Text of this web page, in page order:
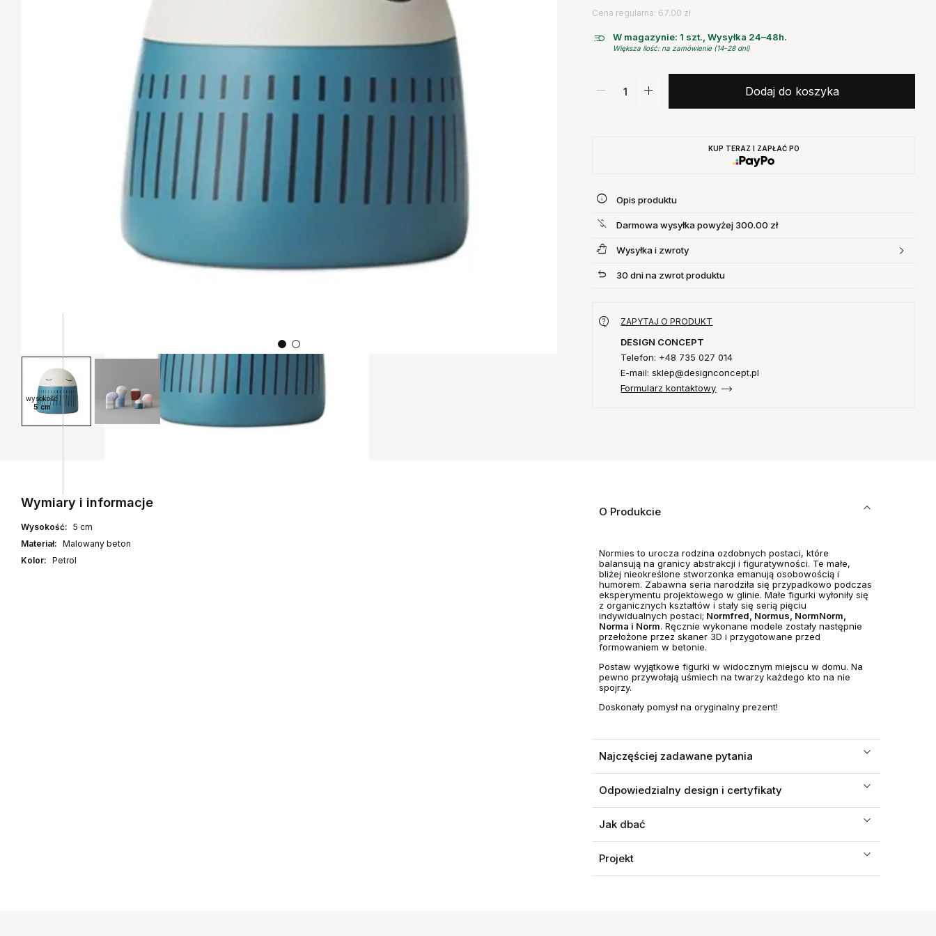
Cena regularna: 67.00 zł
W magazynie: 1 szt., Wysyłka 24–48h.
Większa ilość: na zamówienie (14-28 dni)
Dodaj do koszyka
KUP TERAZ I ZAPŁAĆ PO
Opis produktu
Darmowa wysyłka powyżej 300.00 zł
Wysyłka i zwroty
30 dni na zwrot produktu
ZAPYTAJ O PRODUKT
DESIGN CONCEPT
Telefon: +48 735 027 014
E-mail: sklep@designconcept.pl
Formularz kontaktowy
Wymiary i informacje
wysokość
5 cm
Wysokość: 5 cm
Materiał: Malowany beton
Kolor: Petrol
O Produkcie
Normies to urocza rodzina ozdobnych postaci, które
balansują na granicy abstrakcji i figuratywności. Te małe,
bliżej nieokreślone stworzonka emanują osobowością i
humorem. Zabawna seria narodziła się przypadkowo podczas
eksperymentu projektowego w glinie. Małe figurki wyłoniły się
z organicznych kształtów i stały się serią pięciu
indywidualnych postaci; Normfred, Normus, NormNorm,
Norma i Norm. Ręcznie wykonane modele zostały następnie
przełożone przez skaner 3D i przygotowane przed
formowaniem w betonie.
Postaw wyjątkowe figurki w widocznym miejscu w domu. Na
pewno przywołają uśmiech na twarzy każdego kto na nie
spojrzy.
Doskonały pomysł na oryginalny prezent!
Najczęściej zadawane pytania
Odpowiedzialny design i certyfikaty
Jak dbać
Projekt